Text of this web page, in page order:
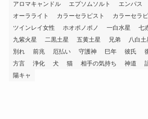
アロマキャンドル
エプソムソルト エンパス
オーラライト
カラーセラピスト カラーセラ
ツインレイ女性
ホオポノポノ 一白水星 七
九紫火星
二黒土星 五黄土星 兄弟 八白土
別れ
前兆 厄払い 守護神 巳年 彼氏
方言
浄化 犬 猫 相手の気持ち 神道
陽キャ